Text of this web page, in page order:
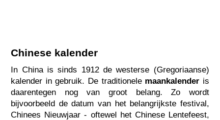
Chinese kalender
In China is sinds 1912 de westerse (Gregoriaanse)
kalender in gebruik. De traditionele maankalender is
daarentegen nog van groot belang. Zo wordt
bijvoorbeeld de datum van het belangrijkste festival,
Chinees Nieuwjaar - oftewel het Chinese Lentefeest,